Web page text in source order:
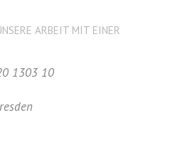
ARBEIT MIT EINER
1303 10